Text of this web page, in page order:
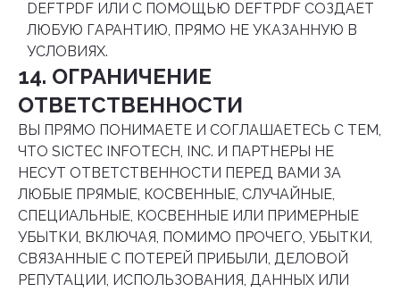
DEFTPDF ИЛИ С ПОМОЩЬЮ DEFTPDF СОЗДАЕТ
ЛЮБУЮ ГАРАНТИЮ, ПРЯМО НЕ УКАЗАННУЮ В
УСЛОВИЯХ.
14. ОГРАНИЧЕНИЕ
ОТВЕТСТВЕННОСТИ
ВЫ ПРЯМО ПОНИМАЕТЕ И СОГЛАШАЕТЕСЬ С ТЕМ,
ЧТО SICTEC INFOTECH, INC. И ПАРТНЕРЫ НЕ
НЕСУТ ОТВЕТСТВЕННОСТИ ПЕРЕД ВАМИ ЗА
ЛЮБЫЕ ПРЯМЫЕ, КОСВЕННЫЕ, СЛУЧАЙНЫЕ,
СПЕЦИАЛЬНЫЕ, КОСВЕННЫЕ ИЛИ ПРИМЕРНЫЕ
УБЫТКИ, ВКЛЮЧАЯ, ПОМИМО ПРОЧЕГО, УБЫТКИ,
СВЯЗАННЫЕ С ПОТЕРЕЙ ПРИБЫЛИ, ДЕЛОВОЙ
РЕПУТАЦИИ, ИСПОЛЬЗОВАНИЯ, ДАННЫХ ИЛИ